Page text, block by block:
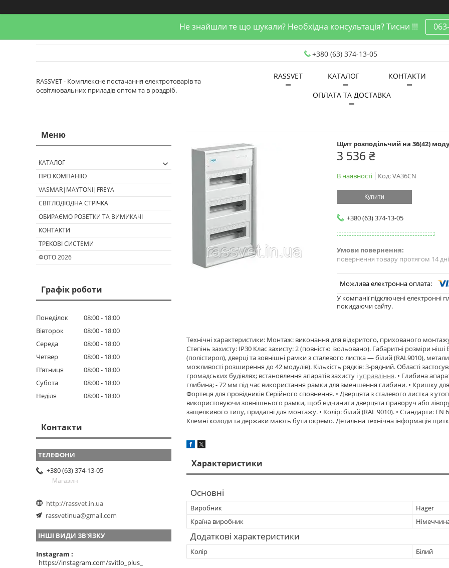
Не знайшли те що шукали? Необхідна консультація? Тисни !!!
+380 (63) 374-13-05
RASSVET - Комплексне постачання електротоварів та
освітлювальних приладів оптом та в роздріб.
RASSVET КАТАЛОГ
КОНТАКТИ
ОПЛАТА ТА ДОСТАВКА
Щит розподільчий на 36(42)
3 536 ₴
В наявності Код:VA36CN
Купити
+380 (63) 374-13-05
повернення товару протягом 14
У компанії підключені
покидаючи сайту.
Технічні характеристики: Монтаж: виконання для відкритого, прихованого
Степінь захисту: IP30 Клас захисту: 2 (повністю ізольовано). Габаритні розміри
(полістирол), дверці та зовнішні рамки з сталевого листка — білий (RAL9010),
можливості розширення до 42 модулів). Кількість рядків: 3-рядний. Області
громадських будівлях; встановлення апаратів захисту іуправління. • Глибина
глибина; - 72 мм під час використання рамки для зменшення глибини. • Кришку
Фортеця для провідників Серійного сповнення. • Дверцята з сталевого листка з
використовуючи зовнішнього рамки, щоб відчинити дверцята праворуч або
защелкивого типу, придатні для монтажу. • Колір: білий (RAL 9010). • Стандарти:
Клемні колоди та держаки мають бути окремо. Детальна технічна інформація
Характеристики
Основні
Виробник
Hager
Країна виробник
Додаткові характеристики
Колір Білий
КАТАЛОГ
ПРО КОМПАНІЮ
VASMAR|MAYTONI|FREYA
СВІТЛОДІОДНА СТРІЧКА
ОБИРАЄМО РОЗЕТКИ ТА ВИМИКАЧІ
КОНТАКТИ
ТРЕКОВІ СИСТЕМИ
ФОТО 2026
Графік роботи
Понеділок 08:00
18:00
Вівторок
08:00
18:00
Середа
08:00
18:00
Четвер
08:00
18:00
Пʼятниця
08:00
18:00
Субота
08:00
18:00
Неділя
08:00 18:00
Контакти
+380 (63) 374-13-05
Магазин
http://rassvet.in.ua
rassvetinua@gmail.com
ІНШІ ВИДИ ЗВ'ЯЗКУ
Instagram
https://instagram.com/svitlo_plus_